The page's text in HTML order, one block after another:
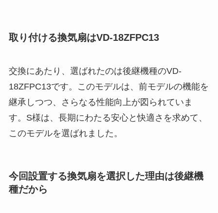
取り付ける換気扇はVD-18ZFPC13
交換にあたり、選ばれたのは後継機種のVD-
18ZFPC13です。このモデルは、前モデルの機能を
継承しつつ、さらなる性能向上が図られていま
す。S様は、長期にわたる安心と快適さを求めて、
このモデルを選ばれました。
今回設置する換気扇を選択した理由は後継機
種だから